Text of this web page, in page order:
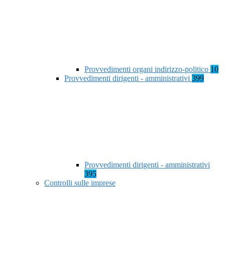
Provvedimenti organi indirizzo-politico 10
Provvedimenti dirigenti - amministrativi 399
Provvedimenti dirigenti - amministrativi
395
Controlli sulle imprese